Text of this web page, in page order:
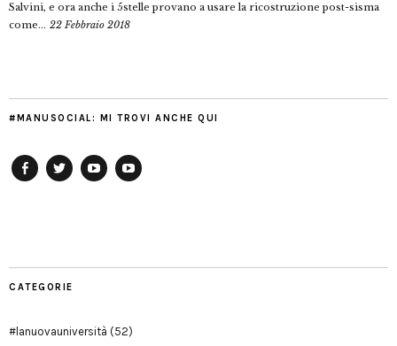
Salvini, e ora anche i 5stelle provano a usare la ricostruzione post-sisma
come... 22 Febbraio 2018
#MANUSOCIAL: MI TROVI ANCHE QUI
CATEGORIE
#lanuovauniversità (52)